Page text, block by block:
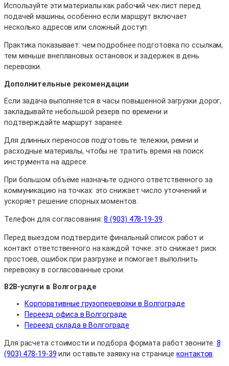
Используйте эти материалы как рабочий чек-лист перед
подачей машины, особенно если маршрут включает
несколько адресов или сложный доступ.
Практика показывает: чем подробнее подготовка по ссылкам,
тем меньше внеплановых остановок и задержек в день
перевозки.
Дополнительные рекомендации
Если задача выполняется в часы повышенной загрузки дорог,
закладывайте небольшой резерв по времени и
подтверждайте маршрут заранее.
Для длинных переносов подготовьте тележки, ремни и
расходные материалы, чтобы не тратить время на поиск
инструмента на адресе.
При большом объёме назначьте одного ответственного за
коммуникацию на точках: это снижает число уточнений и
ускоряет решение спорных моментов.
Телефон для согласования:8 (903) 478-19-39.
Перед выездом подтвердите финальный список работ и
контакт ответственного на каждой точке: это снижает риск
простоев, ошибок при разгрузке и помогает выполнить
перевозку в согласованные сроки.
B2B-услуги в Волгограде
Корпоративные грузоперевозки в Волгограде
Переезд офиса в Волгограде
Переезд склада в Волгограде
Для расчета стоимости и подбора формата работ звоните: 8
(903) 478-19-39 или оставьте заявку на страницеконтактов.